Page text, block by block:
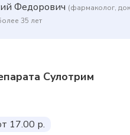
Федорович (фармаколог,
35 лет
Сулотрим
17.00 р.